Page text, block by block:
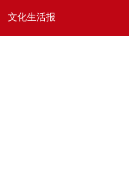
文化生活报